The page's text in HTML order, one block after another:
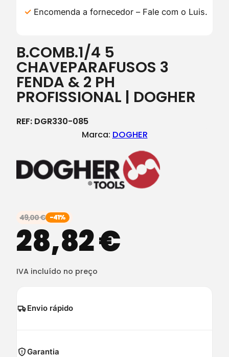
Encomenda a fornecedor – Fale com o Luis.
B.COMB.1/4 5
CHAVEPARAFUSOS 3
FENDA & 2 PH
PROFISSIONAL | DOGHER
REF: DGR330-085
Marca: DOGHER
49,00€ -41%
28,82€
IVA incluído no preço
Envio rápido
Garantia